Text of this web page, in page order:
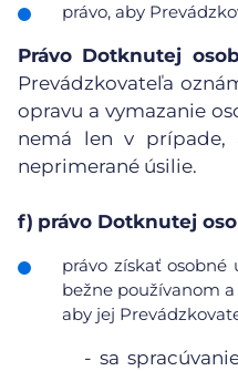
právo, aby
Právo Dotknutej
Prevádzkovateľa
opravu a vymazanie
nemá len v prípade,
neprimerané úsilie.
f) právo Dotknutej
právo získať
bežne používanom
aby jej
-sa